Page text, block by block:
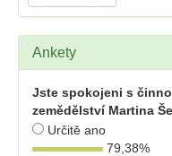
Ankety
Jste spokojeni s
zemědělství Martina
Určitě ano
79,38%